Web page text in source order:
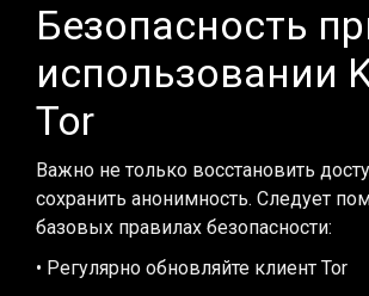
Безопасность
использовании
Tor
Важно не только восстановить
сохранить анонимность. Следует
базовых правилах безопасности:
• Регулярно обновляйте клиент Tor